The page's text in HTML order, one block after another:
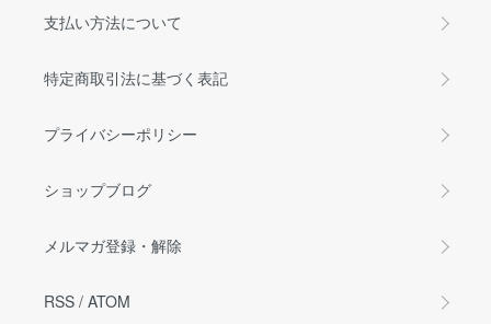
支払い方法について
特定商取引法に基づく表記
プライバシーポリシー
ショップブログ
メルマガ登録・解除
RSS / ATOM